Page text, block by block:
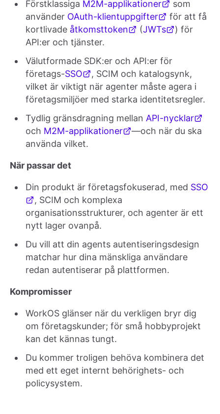
Förstklassiga M2M-applikationer
som
använder OAuth-klientuppgifter
för att få
kortlivade åtkomsttoken (JWTs
) för
API:er och tjänster.
Välutformade SDK:er och API:er för
företags-SSO
, SCIM och katalogsynk,
vilket är viktigt när agenter måste agera i
företagsmiljöer med starka identitetsregler.
Tydlig gränsdragning mellan API-nycklar
och M2M-applikationer
—och när du ska
använda vilket.
När passar det
Din produkt är företagsfokuserad, med SSO
, SCIM och komplexa
organisationsstrukturer, och agenter är ett
nytt lager ovanpå.
Du vill att din agents autentiseringsdesign
matchar hur dina mänskliga användare
redan autentiserar på plattformen.
Kompromisser
WorkOS glänser när du verkligen bryr dig
om företagskunder; för små hobbyprojekt
kan det kännas tungt.
Du kommer troligen behöva kombinera det
med ett eget internt behörighets- och
policysystem.